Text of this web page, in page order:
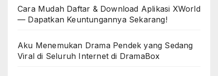
Cara Mudah Daftar & Download Aplikasi XWorld
— Dapatkan Keuntungannya Sekarang!
Aku Menemukan Drama Pendek yang Sedang
Viral di Seluruh Internet di DramaBox